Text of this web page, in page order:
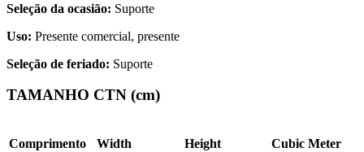
Seleção da ocasião: Suporte
Uso: Presente comercial, presente
Seleção de feriado: Suporte
TAMANHO CTN (cm)
Comprimento Width Height
Cubic Meter